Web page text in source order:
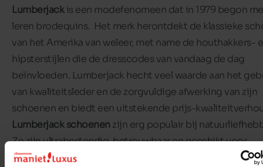
Lumberjack is een modefenomeen dat in 1979 begon
leren brodequins. Het merk herontdekt de klassieke
van het Amerika van weleer, met name de houthakkers-
hipsterstijlen die de dresscodes van vandaag de dag
beïnvloeden. Lumberjack hecht veel waarde aan het
van kwaliteitsleder en de zorgvuldige afwerking van zijn
schoenen en biedt een uitstekende prijs-
Lumberjack schoenen zijn erg populair bij
Ze zijn ultrabestendig, betrouwbaar en geschikt voor
buitenactiviteiten.
zijn voor wie